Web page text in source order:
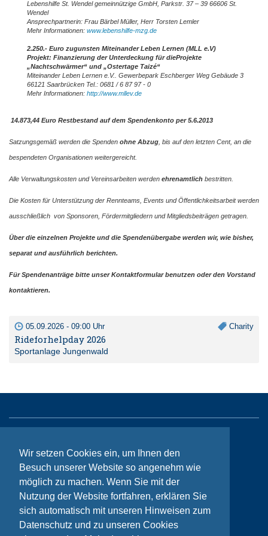
Wir setzen Cookies ein, um Ihnen den
Besuch unserer Website so angenehm wie
möglich zu machen. Wenn Sie mit der
Nutzung der Website fortfahren, erklären Sie
sich automatisch mit unseren Hinweisen zum
Datenschutz und zu unseren Cookies
Lebenshilfe St. Wendel gemeinnützige GmbH, Parkstr. 37 – 39 66606 St.
Wendel
Ansprechpartnerin: Frau Bärbel Müller, Herr Torsten Lemler
Mehr Informationen: www.lebenshilfe-mzg.de
2.250.- Euro zugunsten Miteinander Leben Lernen (MLL e.V)
Projekt: Finanzierung der Unterdeckung für dieProjekte
„Nachtschwärmer“ und „Ostertage Taizé“
Miteinander Leben Lernen e.V.. Gewerbepark Eschberger Weg Gebäude 3
66121 Saarbrücken Tel.: 0681 / 6 87 97 - 0
Mehr Informationen: http://www.mllev.de
14.873,44 Euro Restbestand auf dem Spendenkonto per 5.6.2013
Satzungsgemäß werden die Spenden ohne Abzug , bis auf den letzten Cent, an die
bespendeten Organisationen weitergereicht.
Alle Verwaltungskosten und Vereinsarbeiten werden ehrenamtlich bestritten.
Die Kosten für Unterstützung der Rennteams, Events und Öffentlichkeitsarbeit werden
ausschließlich von Sponsoren, Fördermitgliedern und Mitgliedsbeiträgen getragen.
Über die einzelnen Projekte und die Spendenübergabe werden wir, wie bisher,
separat und ausführlich berichten.
Für Spendenanträge bitte unser Kontaktformular benutzen oder den Vorstand
kontaktieren.
05.09.2026 - 09:00 Uhr Charity
Rideforhelpday 2026
Sportanlage Jungenwald
Kontakt
Impressum
Datenschutzhinweise